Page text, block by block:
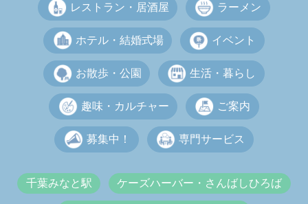
レストラン・居酒屋 ラーメン
ホテル・結婚式場 イベント
お散歩・公園 生活・暮らし
趣味・カルチャー ご案内
募集中！ 専門サービス
千葉みなと駅 ケーズハーバー・さんばしひろば